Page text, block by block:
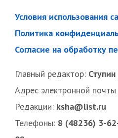
Условия использования
Политика
Согласие на обработку
Главный редактор:
Адрес электронной почты
Редакции: ksha@list.ru
Телефоны: 8 (48236) 3-